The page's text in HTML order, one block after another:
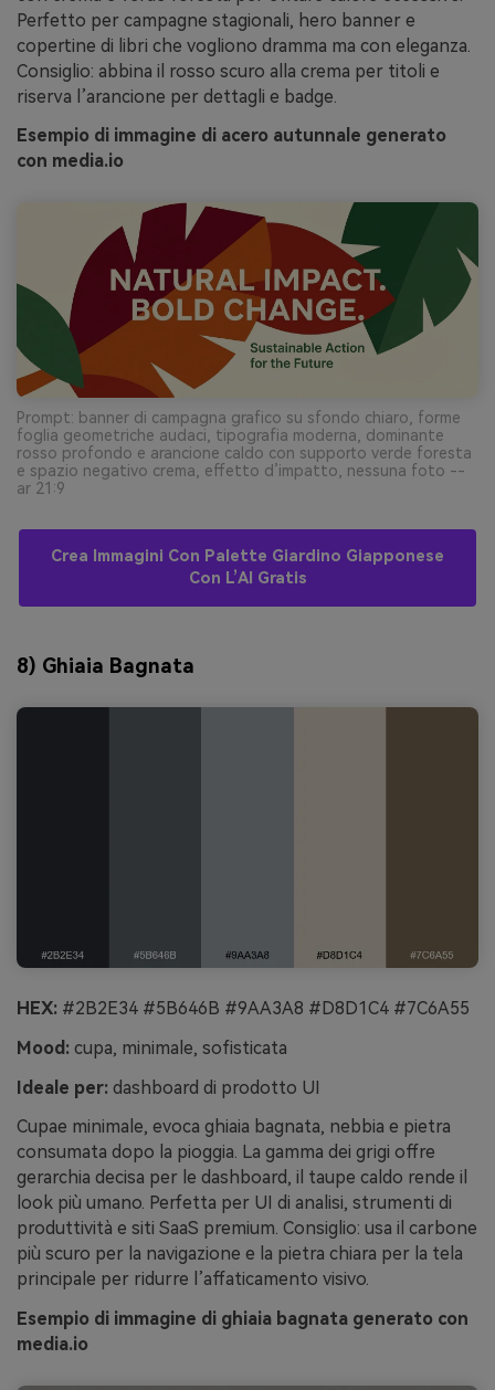
Perfetto per campagne stagionali, hero banner e
copertine di libri che vogliono dramma ma con eleganza.
Consiglio: abbina il rosso scuro alla crema per titoli e
riserva l’arancione per dettagli e badge.
Esempio di immagine di acero autunnale generato
con media.io
Prompt: banner di campagna grafico su sfondo chiaro, forme
foglia geometriche audaci, tipografia moderna, dominante
rosso profondo e arancione caldo con supporto verde foresta
e spazio negativo crema, effetto d’impatto, nessuna foto --
ar 21:9
Crea Immagini Con Palette Giardino Giapponese
Con L’AI Gratis
8) Ghiaia Bagnata
HEX: #2B2E34 #5B646B #9AA3A8 #D8D1C4 #7C6A55
Mood: cupa, minimale, sofisticata
Ideale per: dashboard di prodotto UI
Cupae minimale, evoca ghiaia bagnata, nebbia e pietra
consumata dopo la pioggia. La gamma dei grigi offre
gerarchia decisa per le dashboard, il taupe caldo rende il
look più umano. Perfetta per UI di analisi, strumenti di
produttività e siti SaaS premium. Consiglio: usa il carbone
più scuro per la navigazione e la pietra chiara per la tela
principale per ridurre l’affaticamento visivo.
Esempio di immagine di ghiaia bagnata generato con
media.io